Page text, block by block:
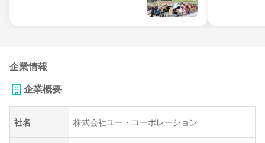
企業情報
企業概要
社名 株式会社ユー・コーポレーション